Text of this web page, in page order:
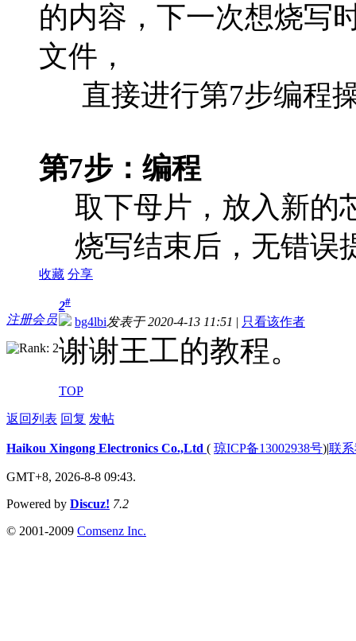
的内容，下一次想烧写
文件，
直接进行第7步编程
第7步：编程
取下母片，放入新的
烧写结束后，无错误
收藏 分享
注册会员
2#
bg4lbi发表于 2020-4-13 11:51 | 只看该作者
谢谢王工的教程。
TOP
返回列表 回复 发帖
Haikou Xingong Electronics Co.,Ltd ( 琼ICP备13002938号)|联
GMT+8, 2026-8-8 09:43.
Powered by Discuz! 7.2
© 2001-2009 Comsenz Inc.